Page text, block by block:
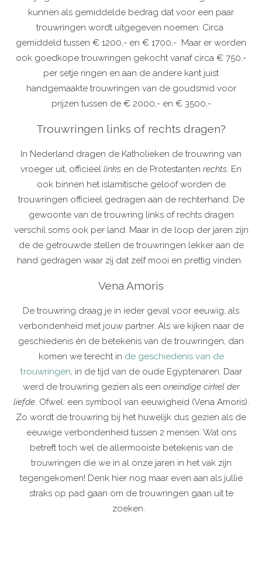
kunnen als gemiddelde bedrag dat voor een paar
trouwringen wordt uitgegeven noemen: Circa
gemiddeld tussen € 1200,- en € 1700,- Maar er worden
ook goedkope trouwringen gekocht vanaf circa € 750,-
per setje ringen en aan de andere kant juist
handgemaakte trouwringen van de goudsmid voor
prijzen tussen de € 2000,- en € 3500,-
Trouwringen links of rechts dragen?
In Nederland dragen de Katholieken de trouwring van
vroeger uit, officieel links en de Protestanten rechts. En
ook binnen het islamitische geloof worden de
trouwringen officieel gedragen aan de rechterhand. De
gewoonte van de trouwring links of rechts dragen
verschil soms ook per land. Maar in de loop der jaren zijn
de de getrouwde stellen de trouwringen lekker aan de
hand gedragen waar zij dat zelf mooi en prettig vinden.
Vena Amoris
De trouwring draag je in ieder geval voor eeuwig, als
verbondenheid met jouw partner. Als we kijken naar de
geschiedenis én de betekenis van de trouwringen, dan
komen we terecht in de geschiedenis van de
trouwringen, in de tijd van de oude Egyptenaren. Daar
werd de trouwring gezien als een oneindige cirkel der
liefde. Ofwel: een symbool van eeuwigheid (Vena Amoris).
Zo wordt de trouwring bij het huwelijk dus gezien als de
eeuwige verbondenheid tussen 2 mensen. Wat ons
betreft toch wel de allermooiste betekenis van de
trouwringen die we in al onze jaren in het vak zijn
tegengekomen! Denk hier nog maar even aan als jullie
straks op pad gaan om de trouwringen gaan uit te
zoeken.